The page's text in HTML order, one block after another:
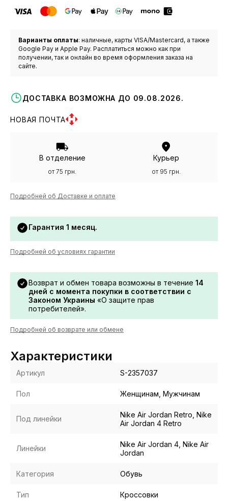
Варианты оплаты: наличные, карты VISA/Mastercard, а также
Google Pay и Apple Pay. Расплатиться можно как при
получении, так и онлайн во время оформления заказа на
сайте.
ДОСТАВКА ВОЗМОЖНА ДО 09.08.2026.
НОВАЯ ПОЧТА
В отделение
от 75 грн.
Курьер
от 95 грн.
Подробней об Доставке и оплате
Гарантия 1 месяц.
Подробней об условиях гарантии
Возврат и обмен товара возможны в течение 14
дней с момента покупки в соответствии с
Законом Украины «О защите прав
потребителей».
Подробней об возврате или обмене
Характеристики
Артикул S-2357037
Пол Женщинам, Мужчинам
Под линейки
Nike Air Jordan Retro, Nike
Air Jordan 4 Retro
Линейки
Nike Air Jordan 4, Nike Air
Jordan
Категория Обувь
Тип Кроссовки